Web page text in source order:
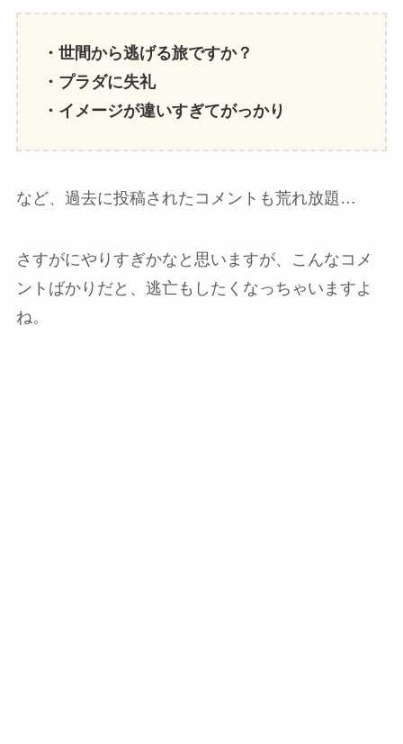
・世間から逃げる旅ですか？
・プラダに失礼
・イメージが違いすぎてがっかり
など、過去に投稿されたコメントも荒れ放題…
さすがにやりすぎかなと思いますが、こんなコメ
ントばかりだと、逃亡もしたくなっちゃいますよ
ね。